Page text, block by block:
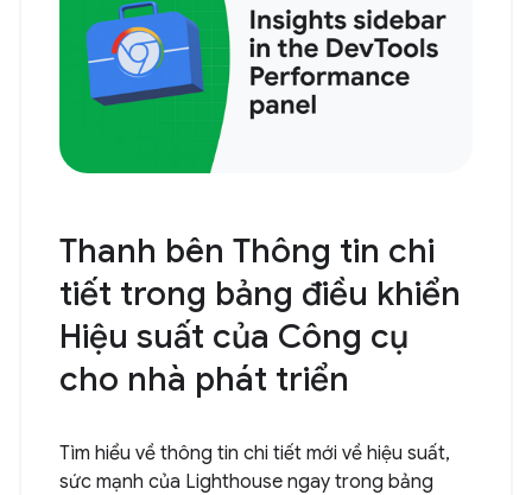
Thanh bên Thông tin chi
tiết trong bảng điều khiển
Hiệu suất của Công cụ
cho nhà phát triển
Tìm hiểu về thông tin chi tiết mới về hiệu suất,
sức mạnh của Lighthouse ngay trong bảng